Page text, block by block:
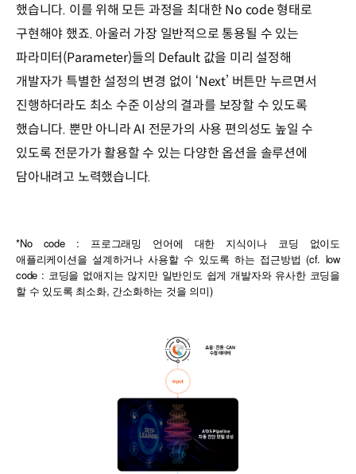
했습니다. 이를 위해 모든 과정을 최대한 No code 형태로
구현해야 했죠. 아울러 가장 일반적으로 통용될 수 있는
파라미터(Parameter)들의 Default 값을 미리 설정해
개발자가 특별한 설정의 변경 없이 ‘Next’ 버튼만 누르면서
진행하더라도 최소 수준 이상의 결과를 보장할 수 있도록
했습니다. 뿐만 아니라 AI 전문가의 사용 편의성도 높일 수
있도록 전문가가 활용할 수 있는 다양한 옵션을 솔루션에
담아내려고 노력했습니다.
*No code : 프로그래밍 언어에 대한 지식이나 코딩
없이도
애플리케이션을 설계하거나 사용할 수 있도록 하는 접근방법 (cf. low
code : 코딩을 없애지는 않지만 일반인도 쉽게 개발자와 유사한 코딩을
할 수 있도록 최소화, 간소화하는 것을 의미)